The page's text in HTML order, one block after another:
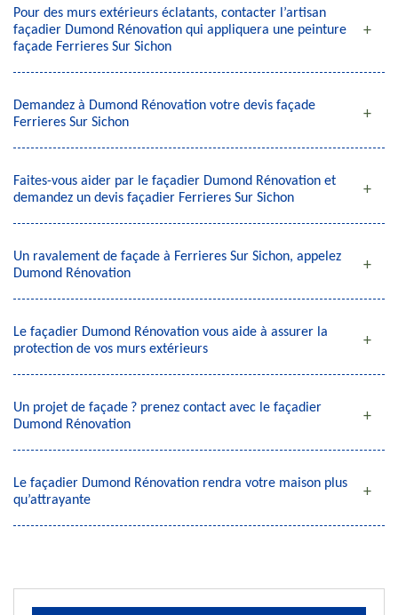
Pour des murs extérieurs éclatants, contacter l’artisan
façadier Dumond Rénovation qui appliquera une peinture
façade Ferrieres Sur Sichon
Demandez à Dumond Rénovation votre devis façade
Ferrieres Sur Sichon
Faites-vous aider par le façadier Dumond Rénovation et
demandez un devis façadier Ferrieres Sur Sichon
Un ravalement de façade à Ferrieres Sur Sichon, appelez
Dumond Rénovation
Le façadier Dumond Rénovation vous aide à assurer la
protection de vos murs extérieurs
Un projet de façade ? prenez contact avec le façadier
Dumond Rénovation
Le façadier Dumond Rénovation rendra votre maison plus
qu’attrayante